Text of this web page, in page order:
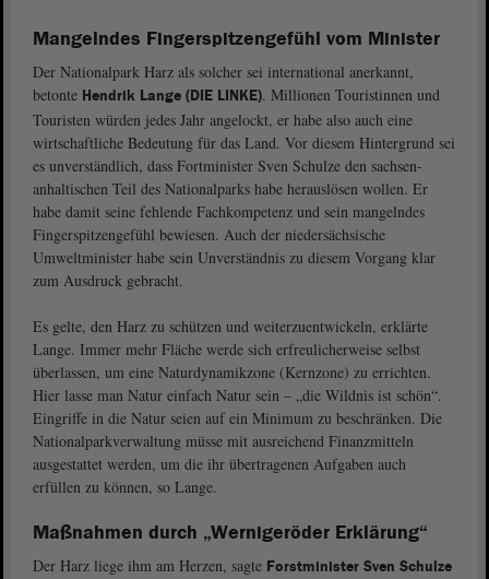
Mangelndes Fingerspitzengefühl vom Minister
Der Nationalpark Harz als solcher sei international anerkannt,
betonte Hendrik Lange (DIE LINKE). Millionen Touristinnen und
Touristen würden jedes Jahr angelockt, er habe also auch eine
wirtschaftliche Bedeutung für das Land. Vor diesem Hintergrund sei
es unverständlich, dass Fortminister Sven Schulze den sachsen-
anhaltischen Teil des Nationalparks habe herauslösen wollen. Er
habe damit seine fehlende Fachkompetenz und sein mangelndes
Fingerspitzengefühl bewiesen. Auch der niedersächsische
Umweltminister habe sein Unverständnis zu diesem Vorgang klar
zum Ausdruck gebracht.
Es gelte, den Harz zu schützen und weiterzuentwickeln, erklärte
Lange. Immer mehr Fläche werde sich erfreulicherweise selbst
überlassen, um eine Naturdynamikzone (Kernzone) zu errichten.
Hier lasse man Natur einfach Natur sein – „die Wildnis ist schön“.
Eingriffe in die Natur seien auf ein Minimum zu beschränken. Die
Nationalparkverwaltung müsse mit ausreichend Finanzmitteln
ausgestattet werden, um die ihr übertragenen Aufgaben auch
erfüllen zu können, so Lange.
Maßnahmen durch „Wernigeröder Erklärung“
Der Harz liege ihm am Herzen, sagte Forstminister Sven Schulze